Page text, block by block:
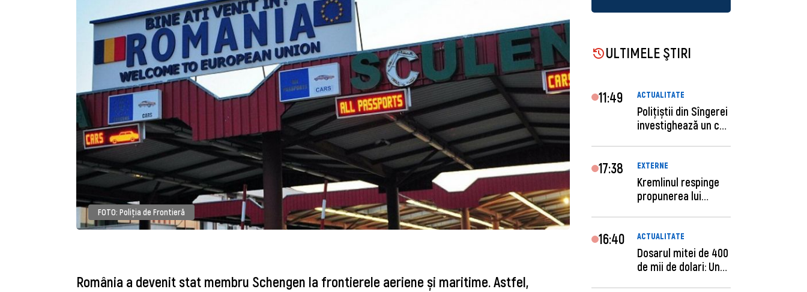
FOTO: Poliția de Frontieră
România a devenit stat membru Schengen la frontierele aeriene și maritime. Astfel,
ULTIMELE ŞTIRI
11:49 ACTUALITATE
Polițiștii din Sîngerei
investighează un caz
17:38 EXTERNE
Kremlinul respinge
propunerea lui
16:40 ACTUALITATE
Dosarul mitei de 400
de mii de dolari: Un